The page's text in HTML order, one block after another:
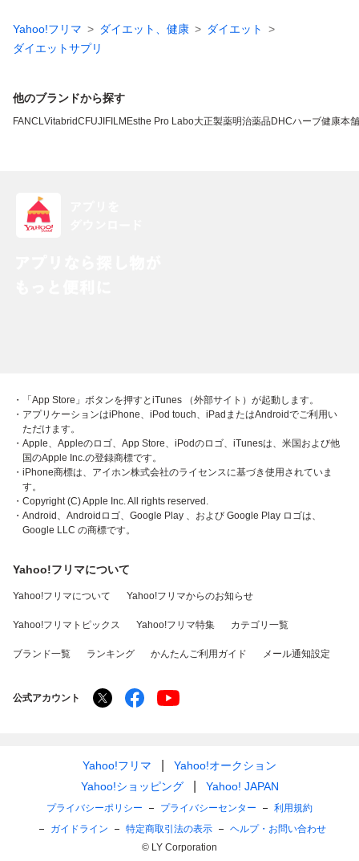
Yahoo!フリマ ダイエット、健康
ダイエット
ダイエットサプリ
他のブランドから探す
FANCLVitabridC FUJIFILM Esthe Pro Labo大正製薬明治薬品DHCハーブ健康本舗
・「App Store」ボタンを押すとiTunes （外部サイト）が起動します。
・アプリケーションはiPhone、iPod touch、iPadまたはAndroidでご利用い
ただけます。
・Apple、Appleのロゴ、App Store、iPodのロゴ、iTunesは、米国および他
国のApple Inc.の登録商標です。
・iPhone商標は、アイホン株式会社のライセンスに基づき使用されていま
す。
・Copyright (C) Apple Inc. All rights reserved.
・Android、Androidロゴ、Google Play 、および Google Play ロゴは、
Google LLC の商標です。
Yahoo!フリマについて
Yahoo!フリマについて Yahoo!フリマからのお知らせ
Yahoo!フリマトピックス Yahoo!フリマ特集 カテゴリ一覧
ブランド一覧 ランキング かんたんご利用ガイド メール通知設定
公式アカウント
Yahoo!フリマ
Yahoo!オークション
Yahoo!ショッピング
Yahoo! JAPAN
プライバシーポリシー プライバシーセンター
利用規約
ガイドライン
特定商取引法の表示
ヘルプ・お問い合わせ
© LY Corporation